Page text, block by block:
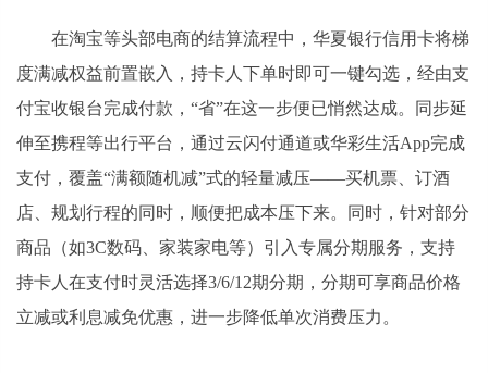
在淘宝等头部电商的结算流程中，华夏银行信用卡将梯
度满减权益前置嵌入，持卡人下单时即可一键勾选，经由支
付宝收银台完成付款，“省”在这一步便已悄然达成。同步延
伸至携程等出行平台，通过云闪付通道或华彩生活App完成
支付，覆盖“满额随机减”式的轻量减压——买机票、订酒
店、规划行程的同时，顺便把成本压下来。同时，针对部分
商品（如3C数码、家装家电等）引入专属分期服务，支持
持卡人在支付时灵活选择3/6/12期分期，分期可享商品价格
立减或利息减免优惠，进一步降低单次消费压力。